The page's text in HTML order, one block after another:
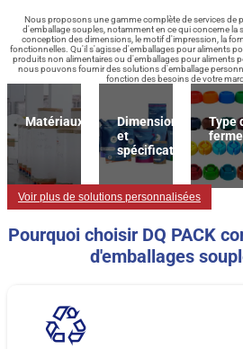
Nous proposons une gamme complète de services de
d'emballage souples, notamment en ce qui concerne la
conception des dimensions, le motif d'impression, la
fonctionnelles. Qu'il s'agisse d'emballages pour aliments
produits non alimentaires ou d'emballages pour aliments
nous pouvons fournir des solutions d'emballage
fonction des besoins de votre
Matériaux
Dimension
et
spécification
Type
Voir plus de solutions personnalisées
Pourquoi choisir DQ PACK
d'emballages